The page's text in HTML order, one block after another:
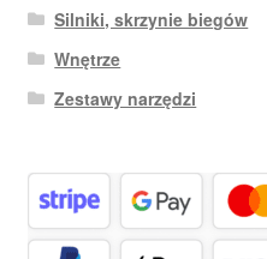
Silniki, skrzynie biegów
Wnętrze
Zestawy narzędzi